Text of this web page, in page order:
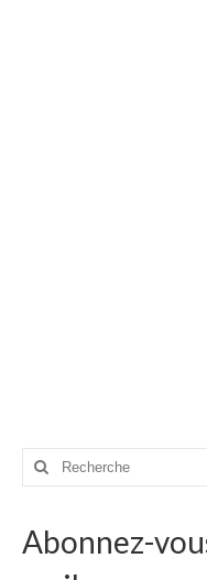
Rechercher
Abonnez-